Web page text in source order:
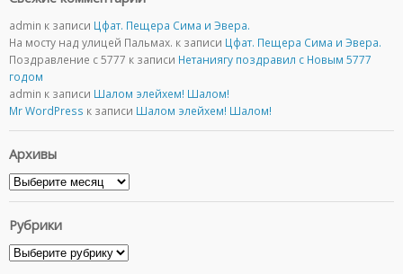
admin к записи Цфат. Пещера Сима и Эвера.
На мосту над улицей Пальмах. к записи Цфат. Пещера Сима и Эвера.
Поздравление с 5777 к записи Нетаниягу поздравил с Новым 5777
годом
admin к записи Шалом элейхем! Шалом!
Mr WordPress к записи Шалом элейхем! Шалом!
Архивы
Архивы
Рубрики
Рубрики